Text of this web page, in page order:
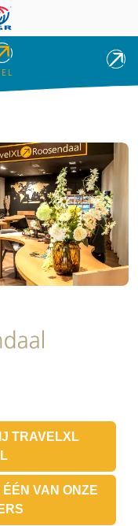
en naar de inhoud
TRAVELXL
VAN ONZE